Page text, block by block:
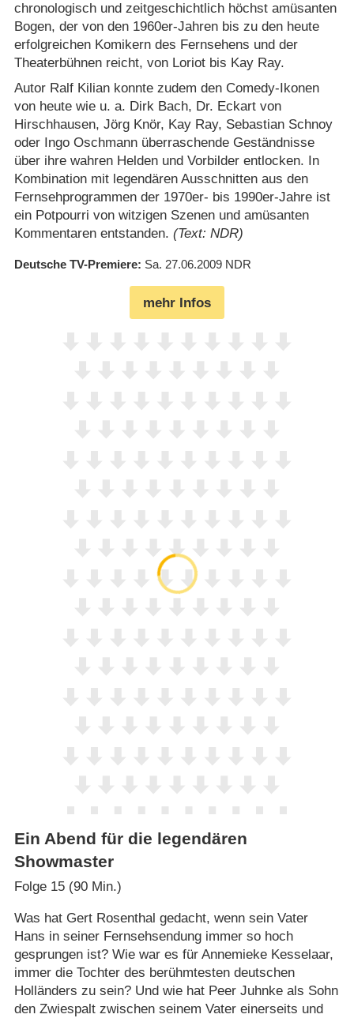
chronologisch und zeitgeschichtlich höchst amüsanten
Bogen, der von den 1960er-Jahren bis zu den heute
erfolgreichen Komikern des Fernsehens und der
Theaterbühnen reicht, von Loriot bis Kay Ray.
Autor Ralf Kilian konnte zudem den Comedy-Ikonen
von heute wie u. a. Dirk Bach, Dr. Eckart von
Hirschhausen, Jörg Knör, Kay Ray, Sebastian Schnoy
oder Ingo Oschmann überraschende Geständnisse
über ihre wahren Helden und Vorbilder entlocken. In
Kombination mit legendären Ausschnitten aus den
Fernsehprogrammen der 1970er- bis 1990er-Jahre ist
ein Potpourri von witzigen Szenen und amüsanten
Kommentaren entstanden. (Text: NDR)
Deutsche TV-Premiere Sa. 27.06.2009 NDR
mehr Infos
Ein Abend für die legendären
Showmaster
Folge 15 (90 Min.)
Was hat Gert Rosenthal gedacht, wenn sein Vater
Hans in seiner Fernsehsendung immer so hoch
gesprungen ist? Wie war es für Annemieke Kesselaar,
immer die Tochter des berühmtesten deutschen
Holländers zu sein? Und wie hat Peer Juhnke als Sohn
den Zwiespalt zwischen seinem Vater einerseits und